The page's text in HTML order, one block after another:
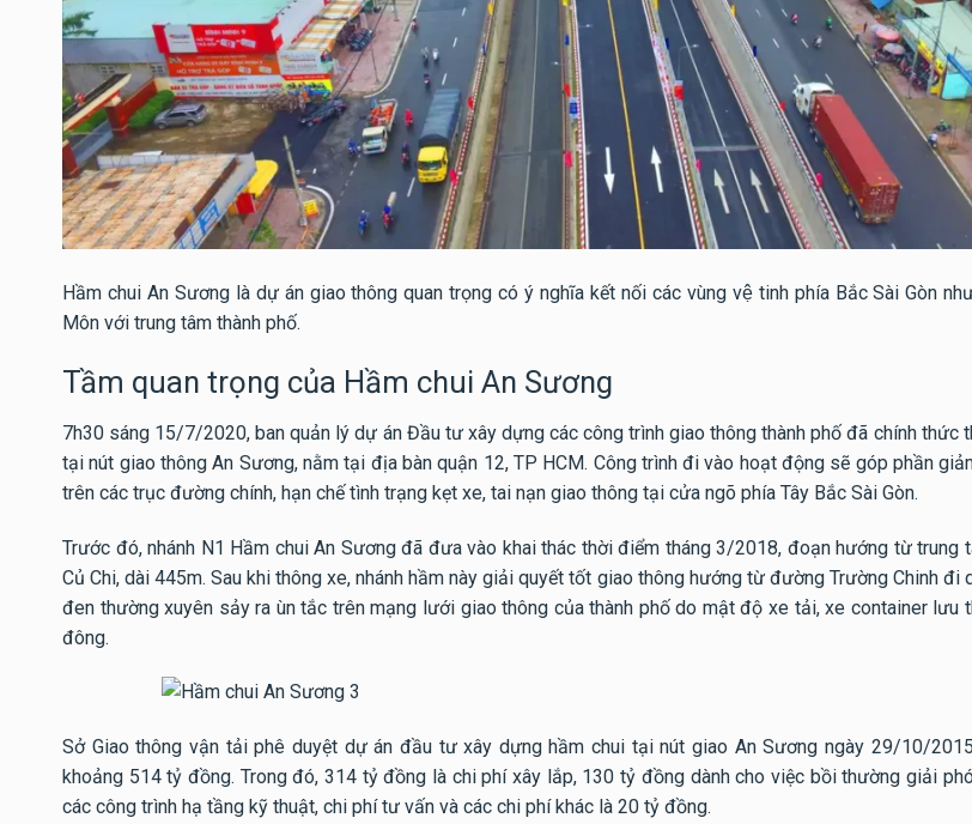
Hầm chui An Sương là dự án giao thông quan trọng có ý nghĩa kết nối các vùng vệ tinh phía Bắc Sài Gòn
Môn với trung tâm thành phố.
Tầm quan trọng của Hầm chui An Sương
7h30 sáng 15/7/2020, ban quản lý dự án Đầu tư xây dựng các công trình giao thông thành phố đã chính thức
tại nút giao thông An Sương, nằm tại địa bàn quận 12, TP HCM. Công trình đi vào hoạt động sẽ góp phần
trên các trục đường chính, hạn chế tình trạng kẹt xe, tai nạn giao thông tại cửa ngõ phía Tây Bắc Sài Gòn.
Trước đó, nhánh N1 Hầm chui An Sương đã đưa vào khai thác thời điểm tháng 3/2018, đoạn hướng từ trung
Củ Chi, dài 445m. Sau khi thông xe, nhánh hầm này giải quyết tốt giao thông hướng từ đường Trường Chinh đi
đen thường xuyên sảy ra ùn tắc trên mạng lưới giao thông của thành phố do mật độ xe tải, xe container lưu
đông.
Sở Giao thông vận tải phê duyệt dự án đầu tư xây dựng hầm chui tại nút giao An Sương ngày 29/10/
khoảng 514 tỷ đồng. Trong đó, 314 tỷ đồng là chi phí xây lắp, 130 tỷ đồng dành cho việc bồi thường giải
các công trình hạ tầng kỹ thuật, chi phí tư vấn và các chi phí khác là 20 tỷ đồng.